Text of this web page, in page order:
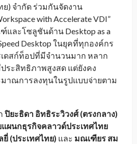
ย) จำกัด ร่วมกันจัดงาน
with Accelerate VDI”
ละโซลูชันด้าน Desktop as a
Desktop ในยุคที่ทุกองค์กร
ดสก์ท็อปที่มีจำนวนมาก หลาก
ระสิทธิภาพสูงสด แต่ยังคง
าณการลงทุนในรูปแบบจ่ายตาม
ปิยะธิดา อิทธิระวิวงศ์ (ตรงกลาง)
ผนกธุรกิจคลาวด์ประเทศไทย
(ประเทศไทย) และ มณเฑียร สม